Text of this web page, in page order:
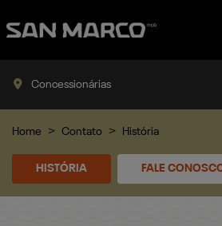
Concessionárias
Home Contato História
FALE
HISTÓRIA